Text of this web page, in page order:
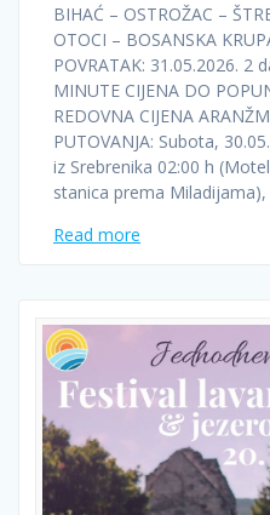
BIHAĆ – OSTROŽAC –
OTOCI – BOSANSKA
POVRATAK: 31.05.2026. 2
MINUTE CIJENA DO
REDOVNA CIJENA
PUTOVANJA: Subota,
iz Srebrenika 02:00 h
stanica prema
Read more